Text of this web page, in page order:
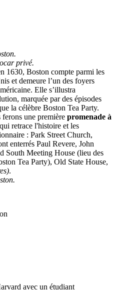
privé.
1630, Boston compte parmi les
et demeure l’un des foyers
Elle s’illustra
marquée par des épisodes
la célèbre Boston Tea Party.
une première promenade à
qui retrace l'histoire et les
: Park Street Church,
enterrés Paul Revere, John
South Meeting House (lieu des
Tea Party), Old State House,
.
avec un étudiant